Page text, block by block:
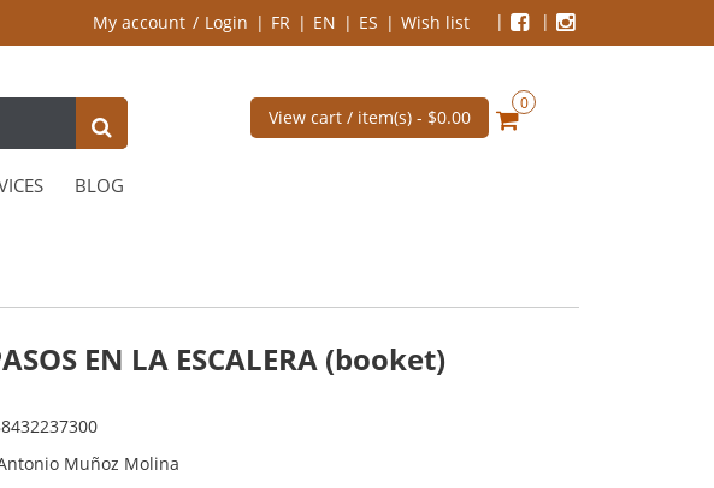
My account Login FR EN ES Wish list
View cart / item(s) - $0.00
0
BLOG
EN LA ESCALERA (booket)
Muñoz Molina